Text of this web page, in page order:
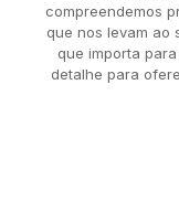
compreendemos
que nos levam ao
que importa
detalhe para